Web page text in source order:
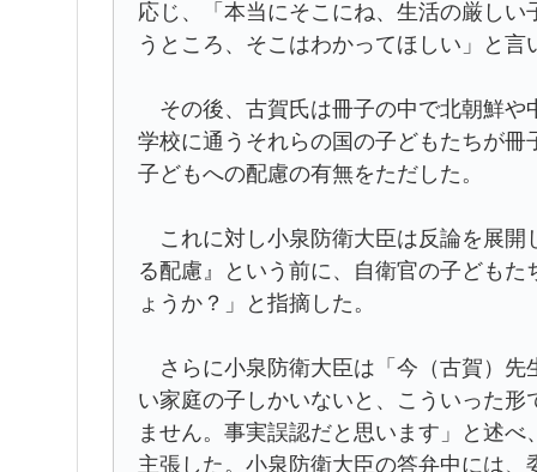
応じ、「本当にそこにね、生活の厳し
うところ、そこはわかってほしい」と言
その後、古賀氏は冊子の中で北朝鮮や
学校に通うそれらの国の子どもたちが
子どもへの配慮の有無をただした。
これに対し小泉防衛大臣は反論を展開
る配慮』という前に、自衛官の子ども
ょうか？」と指摘した。
さらに小泉防衛大臣は「今（古賀）先
い家庭の子しかいないと、こういった
ません。事実誤認だと思います」と述
主張した。小泉防衛大臣の答弁中には